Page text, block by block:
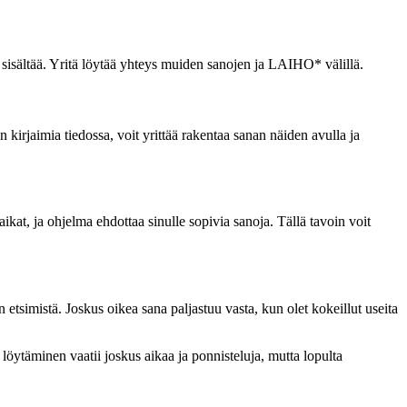
Yritä löytää yhteys muiden sanojen ja LAIHO* välillä.
tiedossa, voit yrittää rakentaa sanan näiden avulla ja
ja ohjelma ehdottaa sinulle sopivia sanoja. Tällä tavoin voit
Joskus oikea sana paljastuu vasta, kun olet kokeillut useita
vaatii joskus aikaa ja ponnisteluja, mutta lopulta